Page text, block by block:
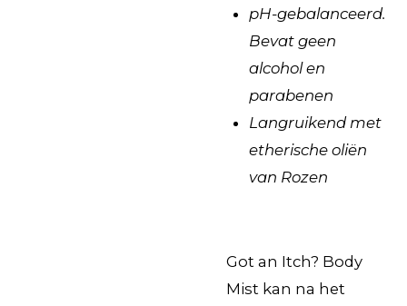
pH-gebalanceerd.
Bevat geen
alcohol en
parabenen
Langruikend met
etherische oliën
van Rozen
Got an Itch? Body
Mist kan na het